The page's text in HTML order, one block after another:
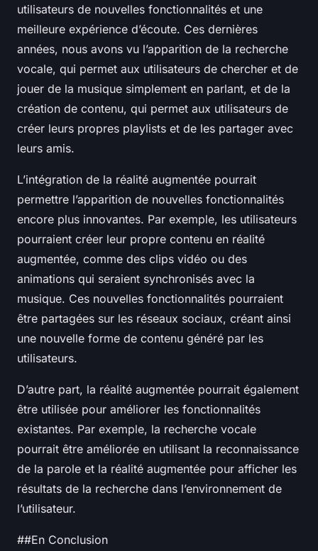
utilisateurs de nouvelles fonctionnalités et une
meilleure expérience d’écoute. Ces dernières
années, nous avons vu l’apparition de la recherche
vocale, qui permet aux utilisateurs de chercher et de
jouer de la musique simplement en parlant, et de la
création de contenu, qui permet aux utilisateurs de
créer leurs propres playlists et de les partager avec
leurs amis.
L’intégration de la réalité augmentée pourrait
permettre l’apparition de nouvelles fonctionnalités
encore plus innovantes. Par exemple, les utilisateurs
pourraient créer leur propre contenu en réalité
augmentée, comme des clips vidéo ou des
animations qui seraient synchronisés avec la
musique. Ces nouvelles fonctionnalités pourraient
être partagées sur les réseaux sociaux, créant ainsi
une nouvelle forme de contenu généré par les
utilisateurs.
D’autre part, la réalité augmentée pourrait également
être utilisée pour améliorer les fonctionnalités
existantes. Par exemple, la recherche vocale
pourrait être améliorée en utilisant la reconnaissance
de la parole et la réalité augmentée pour afficher les
résultats de la recherche dans l’environnement de
l’utilisateur.
##En Conclusion